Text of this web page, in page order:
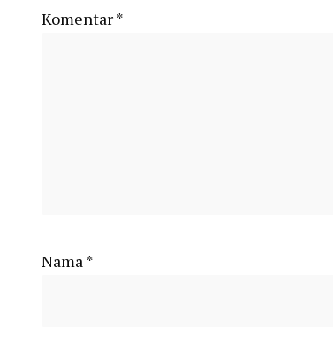
Komentar*
Nama*